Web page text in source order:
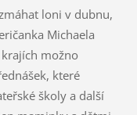
loni v dubnu,
Michaela
možno
které
školy a další